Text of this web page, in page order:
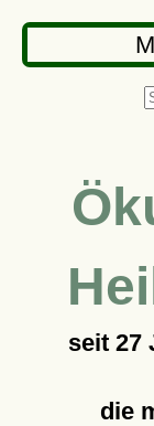
seit 27
die